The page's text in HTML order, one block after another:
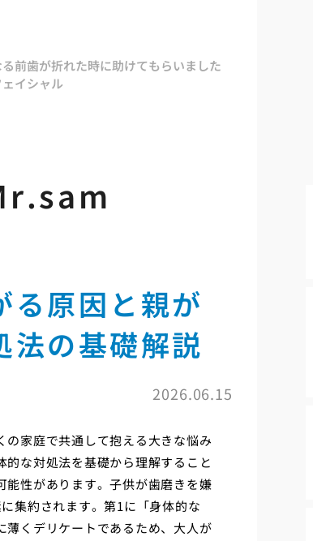
前歯が折れた時に助けてもらいました
イシャル
る原因と親が
法の基礎解説
2026.06.15
家庭で共通して抱える大きな悩み
な対処法を基礎から理解すること
能性があります。子供が歯磨きを嫌
集約されます。第1に「身体的な
くデリケートであるため、大人が